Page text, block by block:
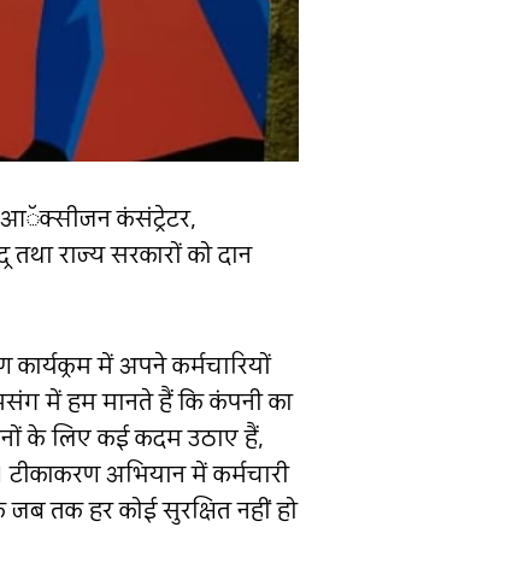
आॅक्सीजन कंसंट्रेटर,
राज्य सरकारों को दान
में अपने कर्मचारियों
में हम मानते हैं कि कंपनी का
के लिए कई कदम उठाए हैं,
अभियान में कर्मचारी
तक हर कोई सुरक्षित नहीं हो